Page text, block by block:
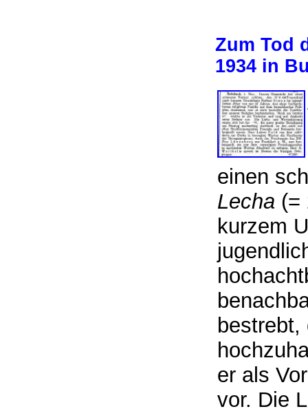
Zum Tod
1934 in
einen
Lecha (=
kurzem
bestrebt,
er als
vor. Die